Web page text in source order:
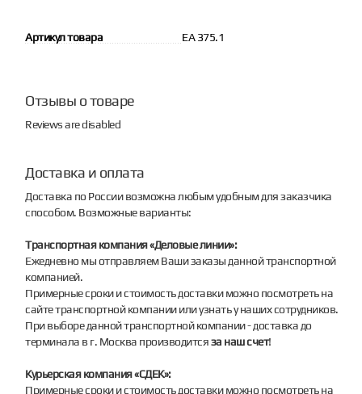
Артикул товара EA 375.1
Отзывы о товаре
Reviews are disabled
Доставка и оплата
Доставка по России возможна любым удобным для заказчика
способом. Возможные варианты:
Транспортная компания «Деловые линии»:
Ежедневно мы отправляем Ваши заказы данной транспортной
компанией.
Примерные сроки и стоимость доставки можно посмотреть на
сайте транспортной компании или узнать у наших сотрудников.
При выборе данной транспортной компании - доставка до
терминала в г. Москва производитсяза наш счет!
Курьерская компания «СДЕК»:
Примерные сроки и стоимость доставки можно посмотреть на